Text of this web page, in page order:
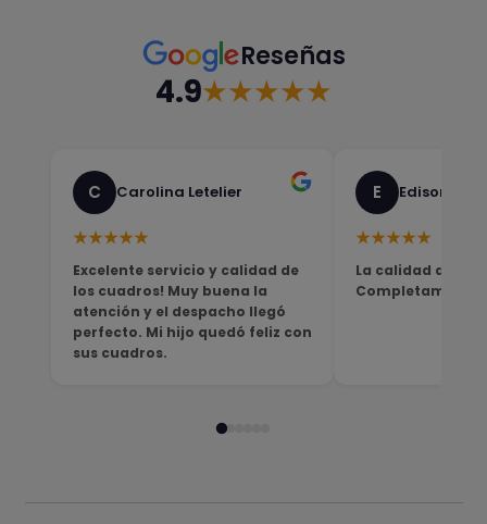
Reseñas
4.9★★★★★
C Carolina Letelier
★★★★★
Excelente servicio y calidad de
los cuadros! Muy buena la
atención y el despacho llegó
perfecto. Mi hijo quedó feliz con
sus cuadros.
E Edison
★★★★★
La calidad del
Completamente